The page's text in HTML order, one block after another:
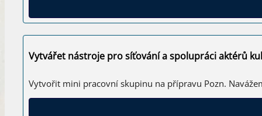
Vytvářet nástroje pro síťování a spolupráci aktérů
Vytvořit mini pracovní skupinu na přípravu Pozn.